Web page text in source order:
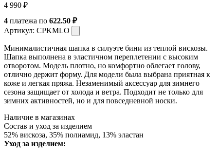
4 990 ₽
4 платежа по 622.50 ₽
Артикул: CPKMLO
Минималистичная шапка в силуэте бини из теплой вискозы.
Шапка выполнена в эластичном переплетении с высоким
отворотом. Модель плотно, но комфортно облегает голову,
отлично держит форму. Для модели была выбрана приятная к
коже и легкая пряжа. Незаменимый аксессуар для зимнего
сезона защищает от холода и ветра. Подходит не только для
зимних активностей, но и для повседневной носки.
Наличие в магазинах
Состав и уход за изделием
52% вискоза, 35% полиамид, 13% эластан
Уход за изделием: